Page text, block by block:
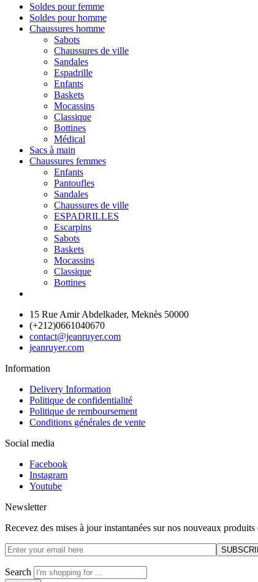
Soldes pour femme
Soldes pour homme
Chaussures homme
Sabots
Chaussures de ville
Sandales
Espadrille
Enfants
Baskets
Mocassins
Classique
Bottines
Médical
Sacs à main
Chaussures femmes
Enfants
Pantoufles
Sandales
Chaussures de ville
ESPADRILLES
Escarpins
Sabots
Baskets
Mocassins
Classique
Bottines
15 Rue Amir Abdelkader, Meknès 50000
(+212)0661040670
contact@jeanruyer.com
jeanruyer.com
Information
Delivery Information
Politique de confidentialité
Politique de remboursement
Conditions générales de vente
Social media
Facebook
Instagram
Youtube
Newsletter
Recevez des mises à jour instantanées sur nos nouveaux
Search